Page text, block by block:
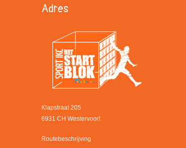
Adres
Klapstraat 205
6931 CH Westervoort
Routebeschrijving